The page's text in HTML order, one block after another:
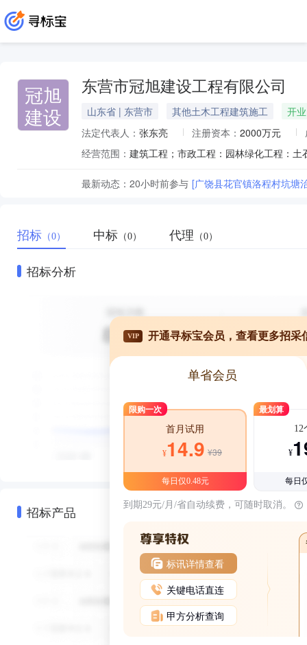
冠旭
建设
东营市冠旭建设工程有限公司
山东省 | 东营市 其他土木工程建筑施工
开业
法定代表人： 张东亮 注册资本： 2000万元
经营范围：
最新动态： 20小时前参与 [广饶县花官镇洛程村坑塘
招标 （0） 中标 （0） 代理 （0）
招标分析
招标产品
VIP 开通寻标宝会员，查看更多招采
单省会员
限购一次
首月试用
¥14.9 ¥39
每日仅0.48元
最划算
12
¥
每日
到期29元/月/省自动续费，可随时取消。
标讯详情查看
关键电话直连
甲方分析查询